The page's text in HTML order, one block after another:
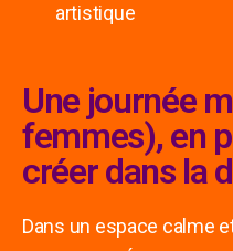
artistique
Une journée
femmes), en
créer dans la
Dans un espace calme